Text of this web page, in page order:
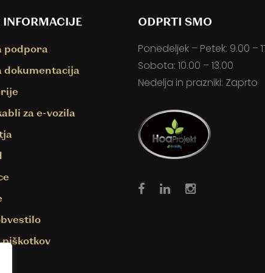
INFORMACIJE
podpora
dokumentacija
za e-vozila
ODPRTI SMO
Ponedeljek – Petek: 9.00 –
Sobota: 10.00 – 13.00
Nedelja in prazniki: Zaprto
Facebook